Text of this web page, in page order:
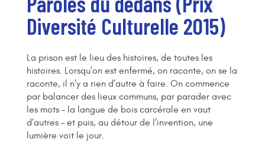
Diversité Culturelle 2015)
La prison est le lieu des histoires, de toutes les
histoires. Lorsqu’on est enfermé, on raconte, on se la
raconte, il n’y a rien d’autre à faire. On commence
par balancer des lieux communs, par parader avec
les mots – la langue de bois carcérale en vaut
d’autres – et puis, au détour de l’invention, une
lumière voit le jour.